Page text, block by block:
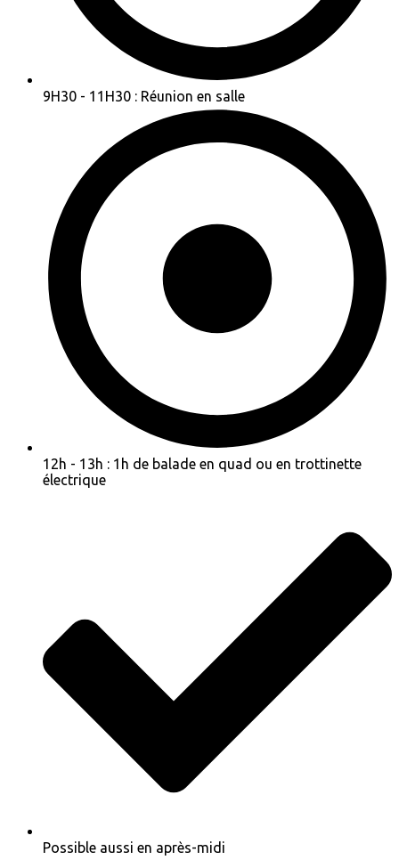
9H30 - 11H30 : Réunion en salle
12h - 13h : 1h de balade en quad ou en trottinette
électrique
Possible aussi en après-midi